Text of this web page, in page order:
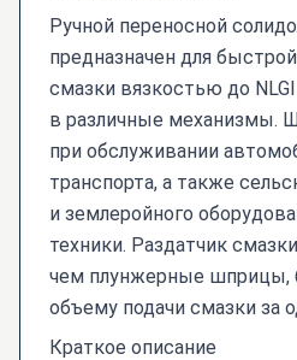
Ручной переносной
предназначен для
смазки вязкостью до
в различные механизмы.
при обслуживании
транспорта, а также
и землеройного
техники. Раздатчик
чем плунжерные шприцы,
объему подачи смазки за
Краткое описание